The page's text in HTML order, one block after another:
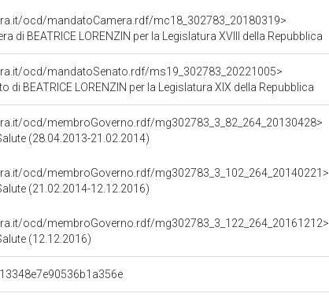
ocd/mandatoCamera.rdf/mc18_302783_20180319>
di BEATRICE LORENZIN per la Legislatura XVIII della Repubblica
ocd/mandatoSenato.rdf/ms19_302783_20221005>
di BEATRICE LORENZIN per la Legislatura XIX della Repubblica
ocd/membroGoverno.rdf/mg302783_3_82_264_20130428>
(28.04.2013-21.02.2014)
ocd/membroGoverno.rdf/mg302783_3_102_264_20140221>
(21.02.2014-12.12.2016)
ocd/membroGoverno.rdf/mg302783_3_122_264_20161212>
(12.12.2016)